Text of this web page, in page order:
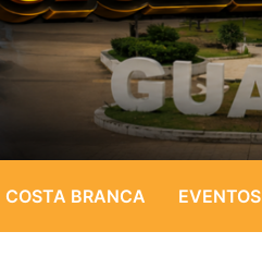
COSTA BRANCA EVENTOS